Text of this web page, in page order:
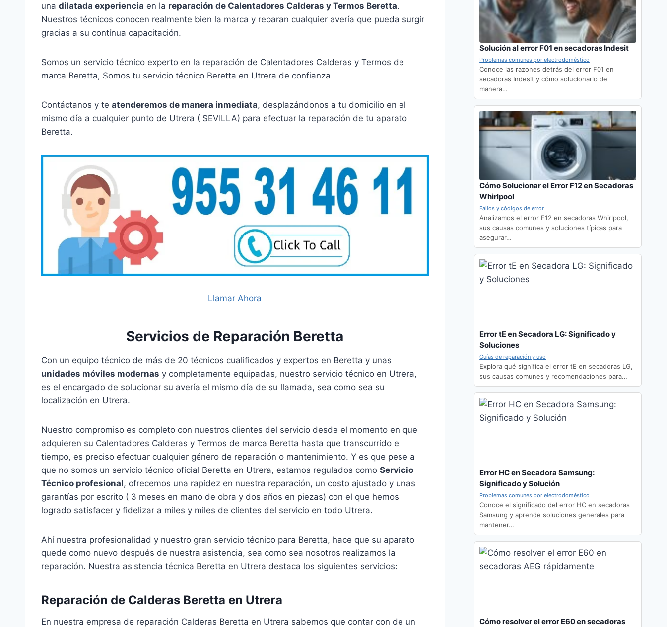
una dilatada experiencia en la reparación de Calentadores Calderas y Termos Beretta.
Nuestros técnicos conocen realmente bien la marca y reparan cualquier avería que pueda surgir
gracias a su contínua capacitación.
Somos un servicio técnico experto en la reparación de Calentadores Calderas y Termos de
marca Beretta, Somos tu servicio técnico Beretta en Utrera de confianza.
Contáctanos y te atenderemos de manera inmediata, desplazándonos a tu domicilio en el
mismo día a cualquier punto de Utrera ( SEVILLA) para efectuar la reparación de tu aparato
Beretta.
Llamar Ahora
Servicios de Reparación Beretta
Con un equipo técnico de más de 20 técnicos cualificados y expertos en Beretta y unas
unidades móviles modernas y completamente equipadas, nuestro servicio técnico en Utrera,
es el encargado de solucionar su avería el mismo día de su llamada, sea como sea su
localización en Utrera.
Nuestro compromiso es completo con nuestros clientes del servicio desde el momento en que
adquieren su Calentadores Calderas y Termos de marca Beretta hasta que transcurrido el
tiempo, es preciso efectuar cualquier género de reparación o mantenimiento. Y es que pese a
que no somos un servicio técnico oficial Beretta en Utrera, estamos regulados como Servicio
Técnico profesional, ofrecemos una rapidez en nuestra reparación, un costo ajustado y unas
garantías por escrito ( 3 meses en mano de obra y dos años en piezas) con el que hemos
logrado satisfacer y fidelizar a miles y miles de clientes del servicio en todo Utrera.
Ahí nuestra profesionalidad y nuestro gran servicio técnico para Beretta, hace que su aparato
quede como nuevo después de nuestra asistencia, sea como sea nosotros realizamos la
reparación. Nuestra asistencia técnica Beretta en Utrera destaca los siguientes servicios:
Reparación de Calderas Beretta en Utrera
En nuestra empresa de reparación Calderas Beretta en Utrera sabemos que contar con de un
Solución al error F01 en secadoras Indesit
Problemas comunes por electrodoméstico
Conoce las razones detrás del error F01 en
secadoras Indesit y cómo solucionarlo de
manera…
Cómo Solucionar el Error F12 en Secadoras
Whirlpool
Fallos y códigos de error
Analizamos el error F12 en secadoras Whirlpool,
sus causas comunes y soluciones típicas para
asegurar…
Error tE en Secadora LG: Significado y
Soluciones
Guías de reparación y uso
Explora qué significa el error tE en secadoras LG,
sus causas comunes y recomendaciones para…
Error HC en Secadora Samsung:
Significado y Solución
Problemas comunes por electrodoméstico
Conoce el significado del error HC en secadoras
Samsung y aprende soluciones generales para
mantener…
Cómo resolver el error E60 en secadoras